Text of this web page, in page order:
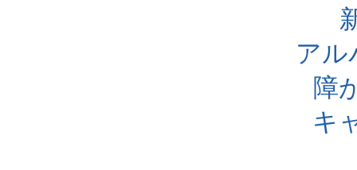
アル
障
キ